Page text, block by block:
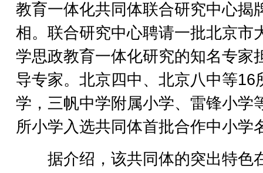
教育一体化共同体联合研究中心揭
相。联合研究中心聘请一批北京市
学思政教育一体化研究的知名专家
导专家。北京四中、北京八中等16
学，三帆中学附属小学、雷锋小学
所小学入选共同体首批合作中小学
据介绍，该共同体的突出特色